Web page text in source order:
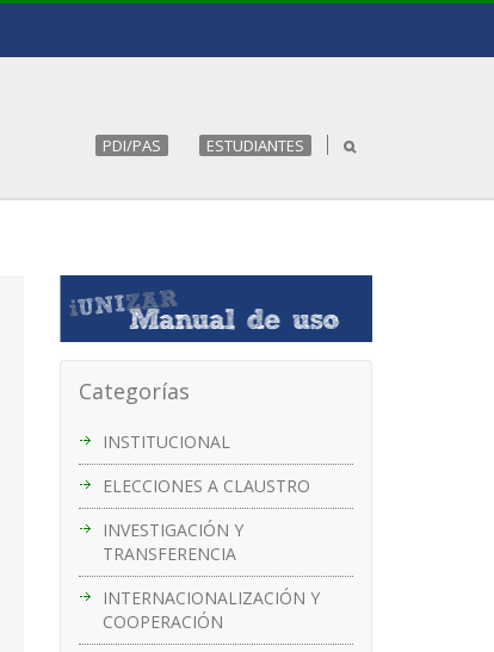
PDI/PAS ESTUDIANTES
Categorías
INSTITUCIONAL
ELECCIONES A CLAUSTRO
INVESTIGACIÓN Y
TRANSFERENCIA
INTERNACIONALIZACIÓN Y
COOPERACIÓN